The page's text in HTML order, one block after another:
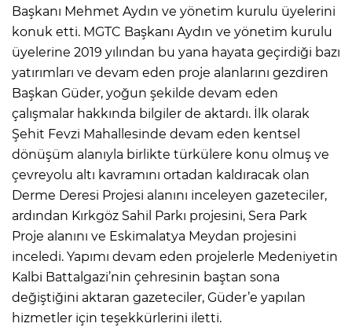
Başkanı Mehmet Aydın ve yönetim kurulu üyelerini
konuk etti. MGTC Başkanı Aydın ve yönetim kurulu
üyelerine 2019 yılından bu yana hayata geçirdiği bazı
yatırımları ve devam eden proje alanlarını gezdiren
Başkan Güder, yoğun şekilde devam eden
çalışmalar hakkında bilgiler de aktardı. İlk olarak
Şehit Fevzi Mahallesinde devam eden kentsel
dönüşüm alanıyla birlikte türkülere konu olmuş ve
çevreyolu altı kavramını ortadan kaldıracak olan
Derme Deresi Projesi alanını inceleyen gazeteciler,
ardından Kırkgöz Sahil Parkı projesini, Sera Park
Proje alanını ve Eskimalatya Meydan projesini
inceledi. Yapımı devam eden projelerle Medeniyetin
Kalbi Battalgazi’nin çehresinin baştan sona
değiştiğini aktaran gazeteciler, Güder’e yapılan
hizmetler için teşekkürlerini iletti.